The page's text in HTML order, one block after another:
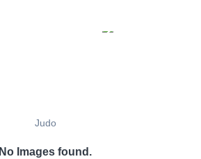
Judo
No Images found.